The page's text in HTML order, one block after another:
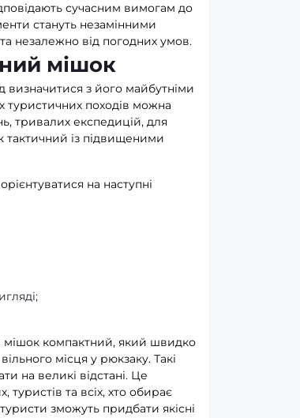
сучасним вимогам до
стануть незамінними
незалежно від погодних умов.
мішок
визначитися з його майбутніми
туристичних походів можна
тривалих експедицій, для
із підвищеними
на наступні
компактний, який швидко
місця у рюкзаку. Такі
на великі відстані. Це
та всіх, хто обирає
зможуть придбати якісні